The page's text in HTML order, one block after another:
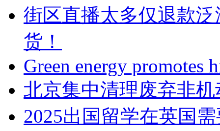
街区直播太多仅退款
货！
Green energy promotes
北京集中清理废弃非
2025出国留学在英国